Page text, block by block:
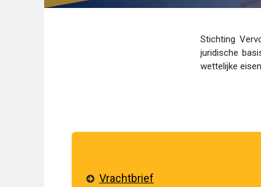
Stichting
juridische
wettelijke
Vrachtbrief